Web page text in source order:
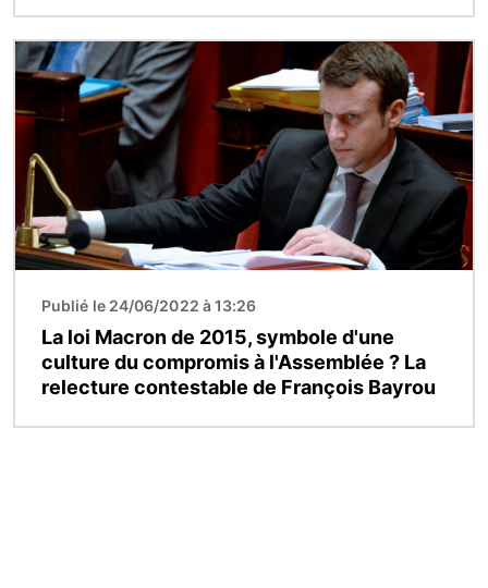
Image
Publié le 24/06/2022 à 13:26
La loi Macron de 2015, symbole d'une
culture du compromis à l'Assemblée ? La
relecture contestable de François Bayrou